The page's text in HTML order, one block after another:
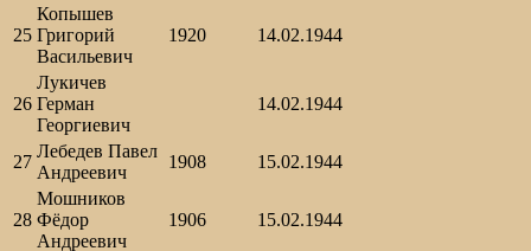
25
Копышев
Григорий
Васильевич
1920 14.02.1944
26
Лукичев
Герман
Георгиевич
14.02.1944
27
Лебедев Павел
Андреевич
1908 15.02.1944
28
Мошников
Фёдор
Андреевич
1906 15.02.1944